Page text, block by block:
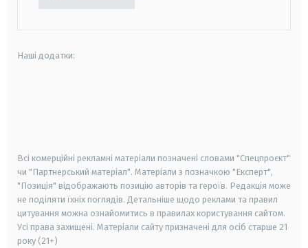
Наші додатки:
Всі комерційні рекламні матеріали позначені словами "Спецпроєкт"
чи "Партнерський матеріал". Матеріали з позначкою "Експерт",
"Позиція" відображають позицію авторів та героїв. Редакція може
не поділяти їхніх поглядів. Детальніше щодо реклами та правил
цитування можна ознайомитись в правилах користування сайтом.
Усі права захищені. Матеріали сайту призначені для осіб старше 21
року (21+)